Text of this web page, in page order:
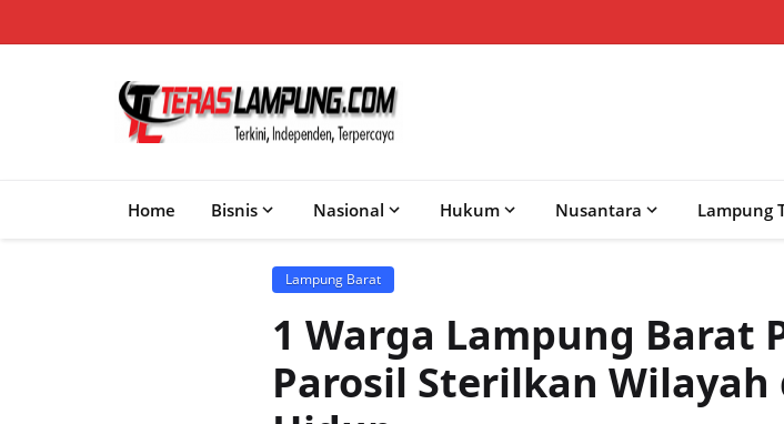
Home Bisnis Nasional Hukum Nusantara Lampung
Lampung Barat
1 Warga Lampung Barat
Parosil Sterilkan Wilayah